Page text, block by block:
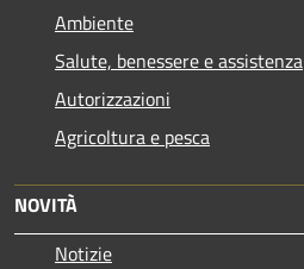
Ambiente
Salute, benessere e assistenza
Autorizzazioni
Agricoltura e pesca
NOVITÀ
Notizie